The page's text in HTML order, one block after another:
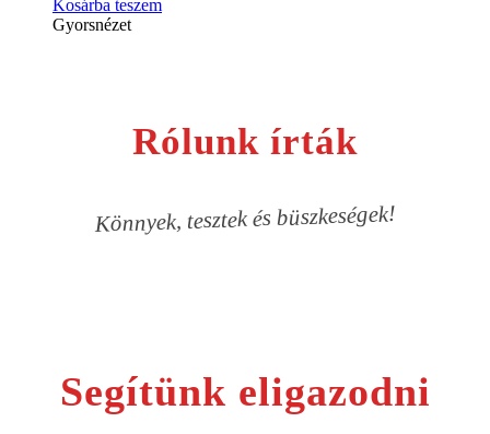
was:
25300 Ft.
Kosárba teszem
Gyorsnézet
Rólunk írták
Könnyek, tesztek és büszkeségek!
Segítünk eligazodni